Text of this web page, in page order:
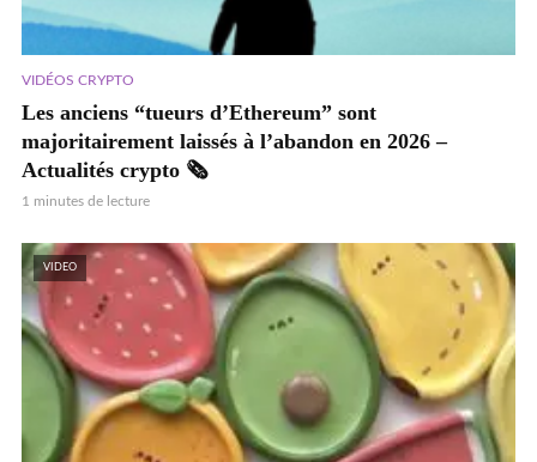
VIDÉOS CRYPTO
Les anciens “tueurs d’Ethereum” sont
majoritairement laissés à l’abandon en 2026 –
Actualités crypto 🗞️
1 minutes de lecture
VIDEO